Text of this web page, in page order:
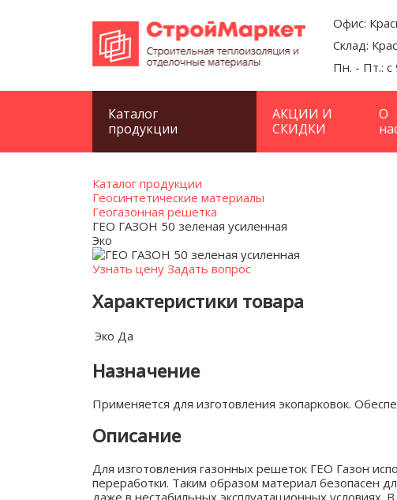
Офис:
Склад:
Пн. - Пт.: с
Каталог
продукции
АКЦИИ И
СКИДКИ
О
Каталог продукции
Геосинтетические материалы
Геогазонная решетка
ГЕО ГАЗОН 50 зеленая усиленная
Эко
Узнать цену Задать вопрос
Характеристики товара
Эко Да
Назначение
Применяется для изготовления экопарковок.
Описание
Для изготовления газонных решеток ГЕО Газон
переработки. Таким образом материал безопасен